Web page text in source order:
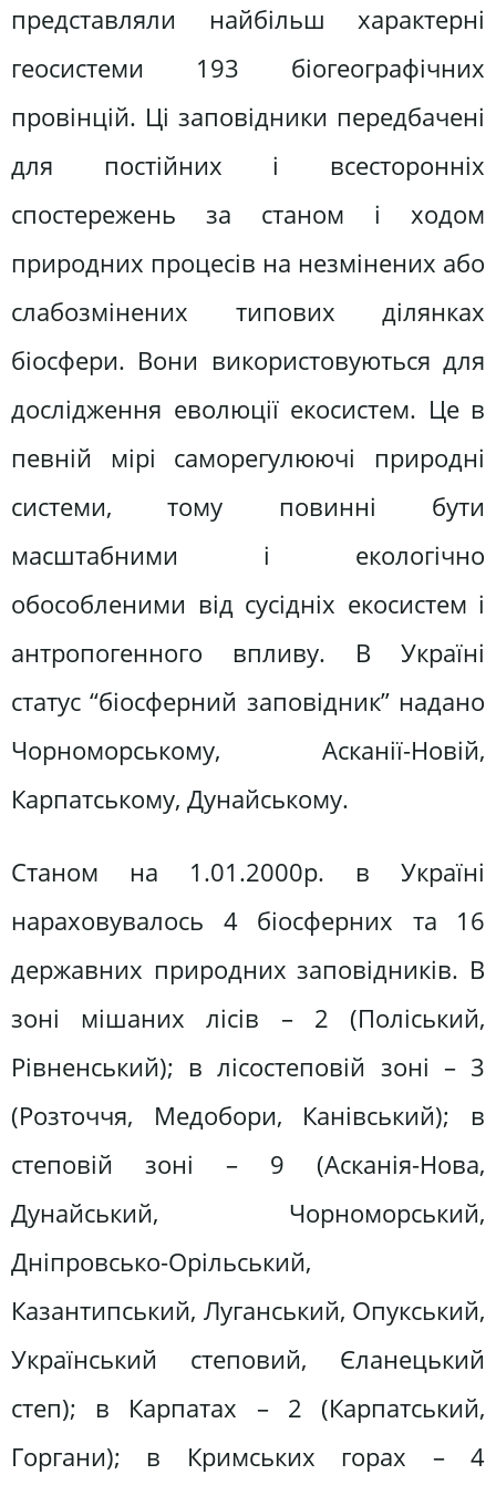
представляли найбільш характерні
геосистеми 193 біогеографічних
провінцій. Ці заповідники передбачені
для постійних і всесторонніх
спостережень за станом і ходом
природних процесів на незмінених або
слабозмінених типових ділянках
біосфери. Вони використовуються для
дослідження еволюції екосистем. Це в
певній мірі саморегулюючі природні
системи, тому повинні бути
масштабними і екологічно
обособленими від сусідніх екосистем і
антропогенного впливу. В Україні
статус “біосферний заповідник” надано
Чорноморському, Асканії-Новій,
Карпатському, Дунайському.
Станом на 1.01.2000р. в Україні
нараховувалось 4 біосферних та 16
державних природних заповідників. В
зоні мішаних лісів – 2 (Поліський,
Рівненський); в лісостеповій зоні – 3
(Розточчя, Медобори, Канівський); в
степовій зоні – 9 (Асканія-Нова,
Дунайський, Чорноморський,
Дніпровсько-Орільський,
Казантипський, Луганський, Опукський,
Український степовий, Єланецький
степ); в Карпатах – 2 (Карпатський,
Горгани); в Кримських горах – 4